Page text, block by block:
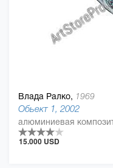
Влада Ралко, 1969
Обьект 1, 2002
алюминиевая
15.000 USD